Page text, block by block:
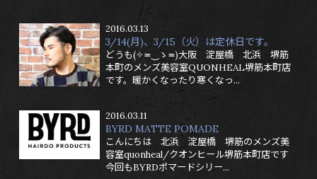
2016.03.13
3/14(月)、3/15（火）は定休日です。
どうも(✧≖‿ゝ≖)大阪 淀屋橋 北浜 堺筋
本町のメンズ美容室QUONHEAL堺筋本町店
です。暖かくなったり寒くなっ...
2016.03.11
BYRD MATTE POMADE
こんにちは 北浜 淀屋橋 堺筋のメンズ美
容室quonheal/クオンヒール堺筋本町店です
今回もBYRDポマードシリー...